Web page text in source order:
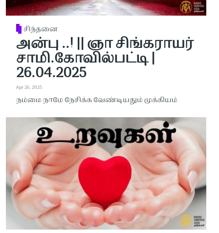
சிந்தனை
அன்பு ..! || ஞா சிங்கராயர்
சாமி.கோவில்பட்டி |
26.04.2025
Apr 26, 2025
நம்மை நாமே நேசிக்க வேண்டியதும் முக்கியம்